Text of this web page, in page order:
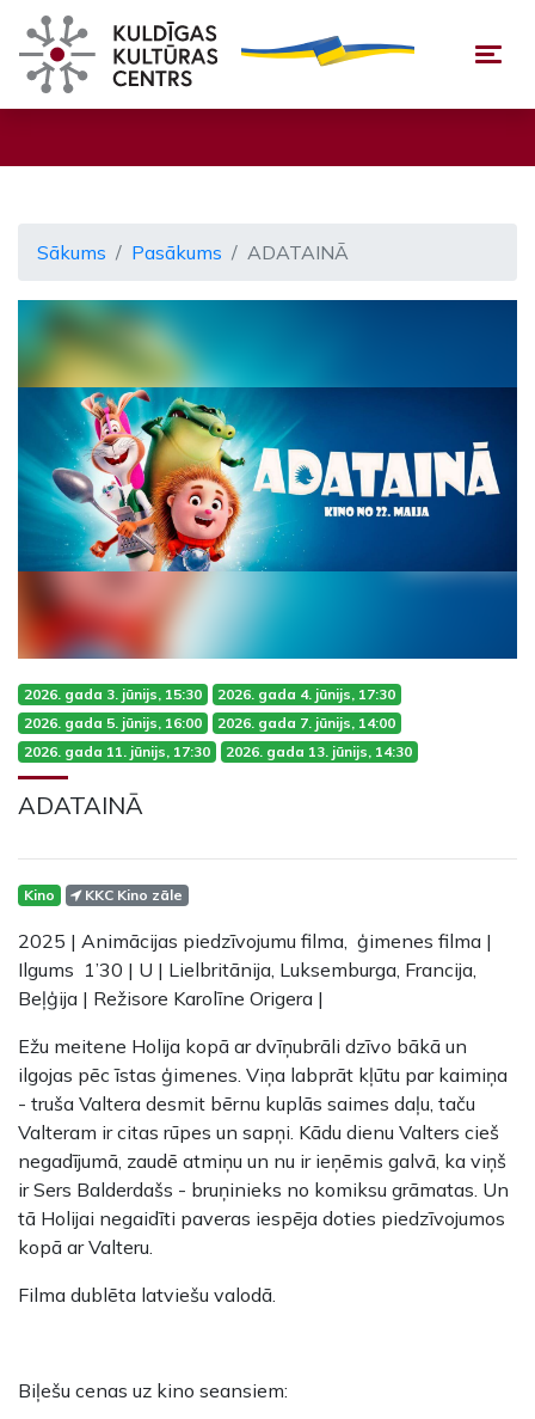
Sākums Pasākums ADATAINĀ
2026. gada 3. jūnijs, 15:30
2026. gada 4. jūnijs, 17:30
2026. gada 5. jūnijs, 16:00
2026. gada 7. jūnijs, 14:00
2026. gada 11. jūnijs, 17:30
2026. gada 13. jūnijs, 14:30
ADATAINĀ
Kino KKC Kino zāle
2025 | Animācijas piedzīvojumu filma, ģimenes filma |
Ilgums 1’30 | U | Lielbritānija, Luksemburga, Francija,
Beļģija | Režisore Karolīne Origera |
Ežu meitene Holija kopā ar dvīņubrāli dzīvo bākā un
ilgojas pēc īstas ģimenes. Viņa labprāt kļūtu par kaimiņa
- truša Valtera desmit bērnu kuplās saimes daļu, taču
Valteram ir citas rūpes un sapņi. Kādu dienu Valters cieš
negadījumā, zaudē atmiņu un nu ir ieņēmis galvā, ka viņš
ir Sers Balderdašs - bruņinieks no komiksu grāmatas. Un
tā Holijai negaidīti paveras iespēja doties piedzīvojumos
kopā ar Valteru.
Filma dublēta latviešu valodā.
Biļešu cenas uz kino seansiem: